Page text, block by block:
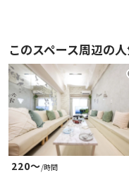
このスペース周辺の
220〜/時間